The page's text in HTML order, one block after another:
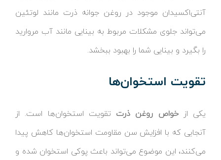
آنتی‌اکسیدان موجود در روغن جوانه ذرت مانند لوتئین
می‌تواند جلوی مشکلات مربوط به بینایی مانند آب مروارید
را بگیرد و بینایی شما را بهبود ببخشد.
تقویت استخوان‌ها
یکی ازخواص روغن ذرت تقویت استخوان‌ها است. از
آنجایی که با افزایش سن مقاومت استخوان‌ها کاهش پیدا
می‌کنند، این موضوع می‌تواند باعث پوکی استخوان شده و